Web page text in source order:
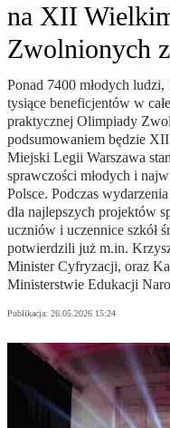
na XII
Zwolnionych
Ponad 7400 młodych ludzi,
tysiące beneficjentów w
praktycznej Olimpiady
podsumowaniem będzie
Miejski Legii Warszawa
sprawczości młodych i
Polsce. Podczas
dla najlepszych projektów
uczniów i uczennice szkół
potwierdzili już m.in.
Minister Cyfryzacji, oraz
Ministerstwie Edukacji
Publikacja: 26.05.2026 15:24